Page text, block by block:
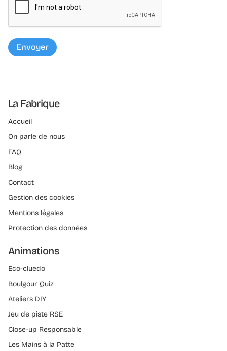
La Fabrique
Accueil
On parle de nous
FAQ
Blog
Contact
Gestion des cookies
Mentions légales
Protection des données
Animations
Eco-cluedo
Boulgour Quiz
Ateliers DIY
Jeu de piste RSE
Close-up Responsable
Les Mains à la Patte